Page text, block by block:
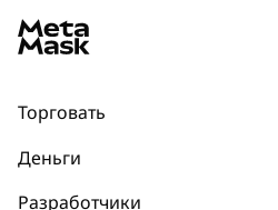
Торговать
Деньги
Разработчики